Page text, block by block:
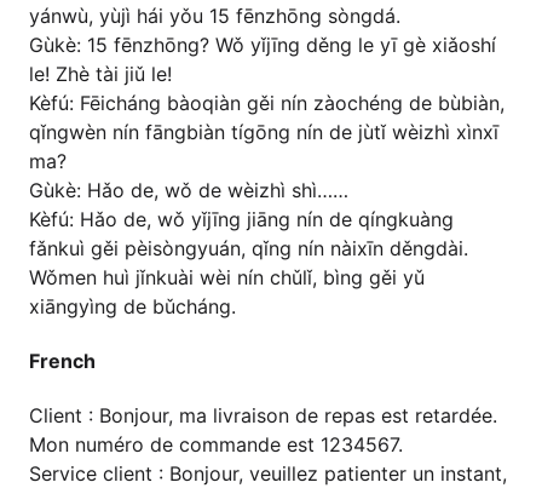
yánwù, yùjì hái yǒu 15 fēnzhōng sòngdá.
Gùkè: 15 fēnzhōng? Wǒ yǐjīng děng le yī gè xiǎoshí
le! Zhè tài jiǔ le!
Kèfú: Fēicháng bàoqiàn gěi nín zàochéng de bùbiàn,
qǐngwèn nín fāngbiàn tígōng nín de jùtǐ wèizhì xìnxī
ma?
Gùkè: Hǎo de, wǒ de wèizhì shì……
Kèfú: Hǎo de, wǒ yǐjīng jiāng nín de qíngkuàng
fǎnkuì gěi pèisòngyuán, qǐng nín nàixīn děngdài.
Wǒmen huì jǐnkuài wèi nín chǔlǐ, bìng gěi yǔ
xiāngyìng de bǔcháng.
French
Client : Bonjour, ma livraison de repas est retardée.
Mon numéro de commande est 1234567.
Service client : Bonjour, veuillez patienter un instant,